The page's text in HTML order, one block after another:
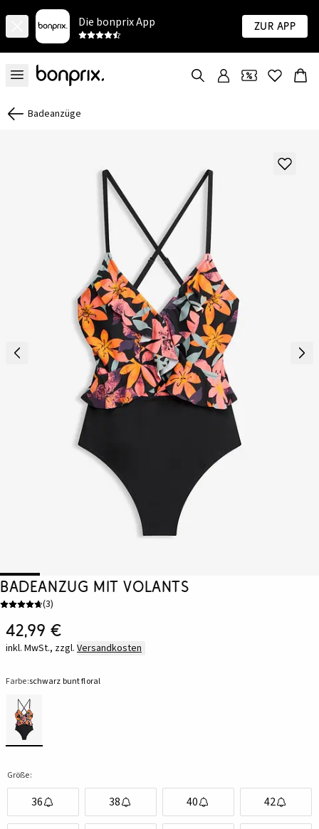
Die bonprix App Zur App
Badeanzüge
Badeanzug mit Volants
(3)
42,99 €
inkl. MwSt., zzgl. Versandkosten
Farbe:schwarz bunt floral
Größe:
36 38 40 42